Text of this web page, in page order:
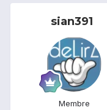
sian391
Membre